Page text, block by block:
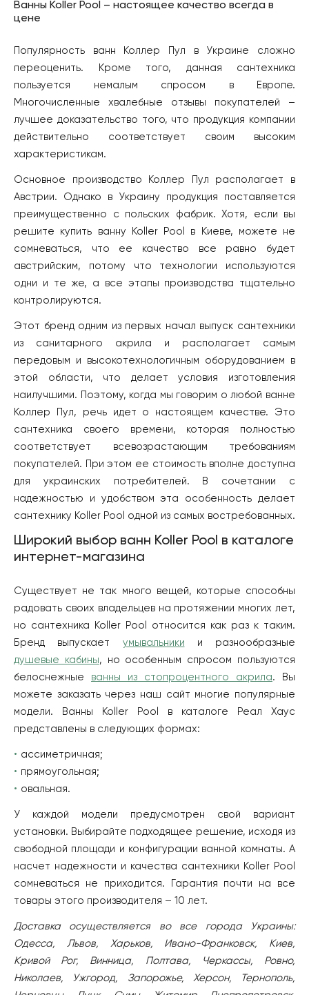
Ванны Koller Pool – настоящее качество всегда в
цене
Популярность ванн Коллер Пул в Украине сложно
переоценить. Кроме того, данная сантехника
пользуется немалым спросом в Европе.
Многочисленные хвалебные отзывы покупателей –
лучшее доказательство того, что продукция компании
действительно соответствует своим высоким
характеристикам.
Основное производство Коллер Пул располагает в
Австрии. Однако в Украину продукция поставляется
преимущественно с польских фабрик. Хотя, если вы
решите купить ванну Koller Pool в Киеве, можете не
сомневаться, что ее качество все равно будет
австрийским, потому что технологии используются
одни и те же, а все этапы производства тщательно
контролируются.
Этот бренд одним из первых начал выпуск сантехники
из санитарного акрила и располагает самым
передовым и высокотехнологичным оборудованием в
этой области, что делает условия изготовления
наилучшими. Поэтому, когда мы говорим о любой ванне
Коллер Пул, речь идет о настоящем качестве. Это
сантехника своего времени, которая полностью
соответствует всевозрастающим требованиям
покупателей. При этом ее стоимость вполне доступна
для украинских потребителей. В сочетании с
надежностью и удобством эта особенность делает
сантехнику Koller Pool одной из самых востребованных.
Широкий выбор ванн Koller Pool в каталоге
интернет-магазина
Существует не так много вещей, которые способны
радовать своих владельцев на протяжении многих лет,
но сантехника Koller Pool относится как раз к таким.
Бренд выпускает умывальники и разнообразные
душевые кабины, но особенным спросом пользуются
белоснежные ванны из стопроцентного акрила. Вы
можете заказать через наш сайт многие популярные
модели. Ванны Koller Pool в каталоге Реал Хаус
представлены в следующих формах:
ассиметричная;
прямоугольная;
овальная.
У каждой модели предусмотрен свой вариант
установки. Выбирайте подходящее решение, исходя из
свободной площади и конфигурации ванной комнаты. А
насчет надежности и качества сантехники Koller Pool
сомневаться не приходится. Гарантия почти на все
товары этого производителя – 10 лет.
Доставка осуществляется во все города Украины:
Одесса, Львов, Харьков, Ивано-Франковск, Киев,
Кривой Рог, Винница, Полтава, Черкассы, Ровно,
Николаев, Ужгород, Запорожье, Херсон, Тернополь,